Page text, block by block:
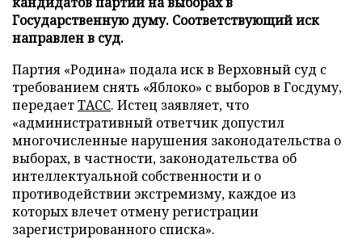
Государственную думу. Соответствующий иск
направлен в суд.
Партия «Родина» подала иск в Верховный суд с
требованием снять «Яблоко» с выборов в Госдуму,
передаетТАСС. Истец заявляет, что
«административный ответчик допустил
многочисленные нарушения законодательства о
выборах, в частности, законодательства об
интеллектуальной собственности и о
противодействии экстремизму, каждое из
которых влечет отмену регистрации
зарегистрированного списка».